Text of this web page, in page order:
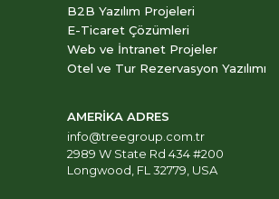
B2B Yazılım Projeleri
E-Ticaret Çözümleri
Web ve İntranet Projeler
Otel ve Tur Rezervasyon Yazılımı
AMERİKA ADRES
info@treegroup.com.tr
2989 W State Rd 434 #200
Longwood, FL 32779, USA